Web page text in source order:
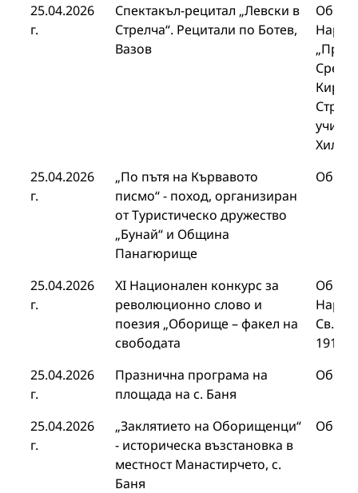
25.04.2026
г.
Спектакъл-рецитал „Левски в
Стрелча“. Рецитали по Ботев,
Вазов
Кирил
25.04.2026
г.
„По пътя на Кървавото
писмо“ - поход, организиран
от Туристическо дружество
„Бунай“ и Община
Панагюрище
25.04.2026
г.
ХI Национален конкурс за
революционно слово и
поезия „Оборище – факел на
свободата
Св.
25.04.2026
г.
Празнична програма на
площада на с. Баня
25.04.2026
г.
„Заклятието на Оборищенци“
- историческа възстановка в
местност Манастирчето, с.
Баня